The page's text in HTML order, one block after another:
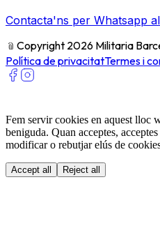
Contacta'ns per Whatsapp
﹫ Copyright 2026 Militaria
Política de privacitatTermes i
Fem servir cookies en aquest lloc
beniguda. Quan acceptes,
modificar o rebutjar elús de
Accept all Reject all